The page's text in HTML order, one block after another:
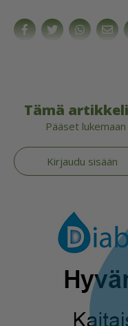
Tämä
Pääset
Kirjaudu sisään